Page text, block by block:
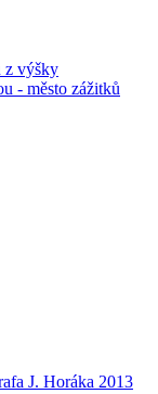
z výšky
- město zážitků
J. Horáka 2013